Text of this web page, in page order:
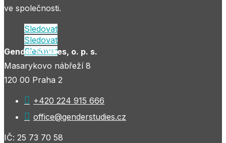
ve společnosti.
Sledovat
Sledovat
Sledovat
Gender Studies, o. p. s.
Masarykovo nábřeží 8
120 00 Praha 2
 +420 224 915 666
 office@genderstudies.cz
IČ: 25 73 70 58